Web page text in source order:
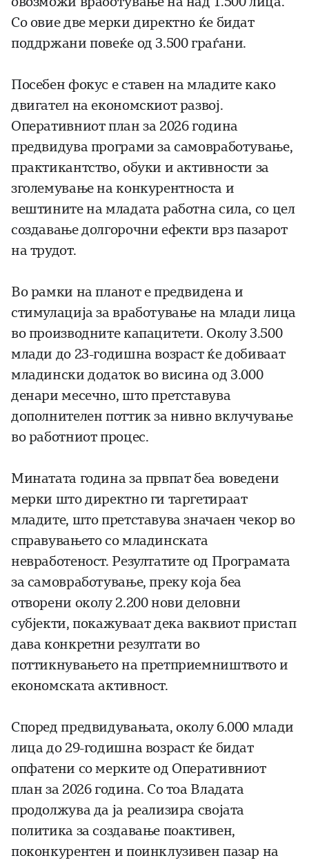
Со овие две мерки директно ќе бидат
поддржани повеќе од 3.500 граѓани.
Посебен фокус е ставен на младите како
двигател на економскиот развој.
Оперативниот план за 2026 година
предвидува програми за самовработување,
практикантство, обуки и активности за
зголемување на конкурентноста и
вештините на младата работна сила, со цел
создавање долгорочни ефекти врз пазарот
на трудот.
Во рамки на планот е предвидена и
стимулација за вработување на млади лица
во производните капацитети. Околу 3.500
млади до 23-годишна возраст ќе добиваат
младински додаток во висина од 3.000
денари месечно, што претставува
дополнителен поттик за нивно вклучување
во работниот процес.
Минатата година за првпат беа воведени
мерки што директно ги таргетираат
младите, што претставува значаен чекор во
справувањето со младинската
невработеност. Резултатите од Програмата
за самовработување, преку која беа
отворени околу 2.200 нови деловни
субјекти, покажуваат дека ваквиот пристап
дава конкретни резултати во
поттикнувањето на претприемништвото и
економската активност.
Според предвидувањата, околу 6.000 млади
лица до 29-годишна возраст ќе бидат
опфатени со мерките од Оперативниот
план за 2026 година. Со тоа Владата
продолжува да ја реализира својата
политика за создавање поактивен,
поконкурентен и поинклузивен пазар на